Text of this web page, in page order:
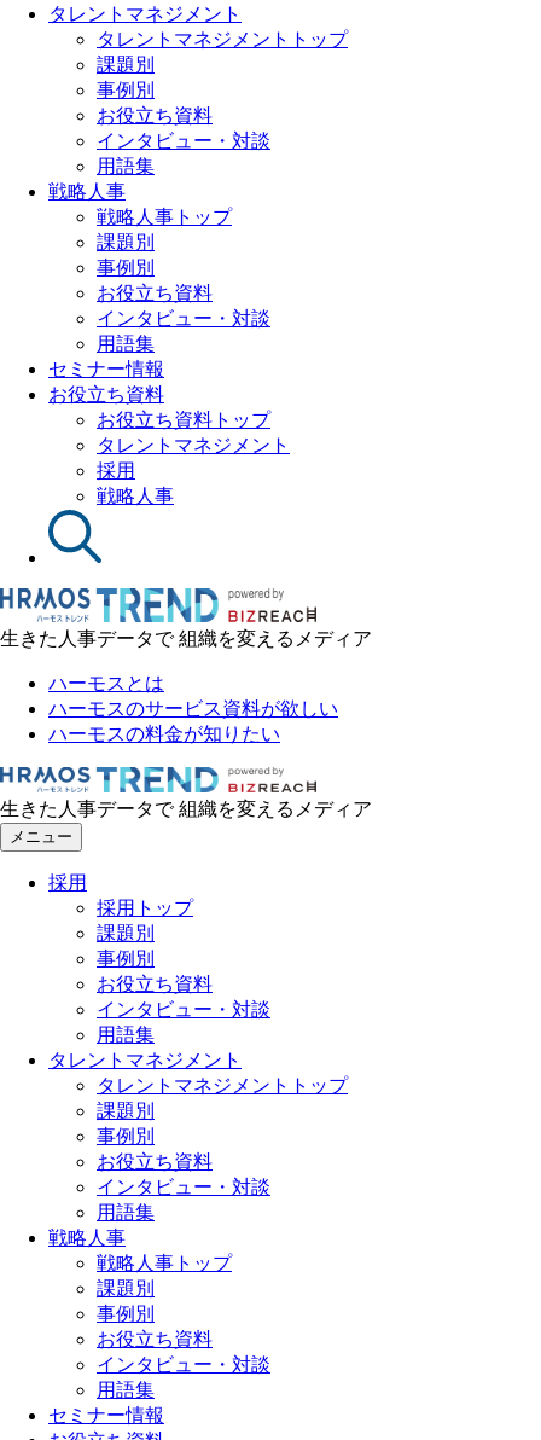
タレントマネジメント
タレントマネジメントトップ
課題別
事例別
お役立ち資料
インタビュー・対談
用語集
戦略人事
戦略人事トップ
課題別
事例別
お役立ち資料
インタビュー・対談
用語集
セミナー情報
お役立ち資料
お役立ち資料トップ
タレントマネジメント
採用
戦略人事
生きた人事データで 組織を変えるメディア
ハーモスとは
ハーモスのサービス資料が欲しい
ハーモスの料金が知りたい
生きた人事データで 組織を変えるメディア
メニュー
採用
採用トップ
課題別
事例別
お役立ち資料
インタビュー・対談
用語集
タレントマネジメント
タレントマネジメントトップ
課題別
事例別
お役立ち資料
インタビュー・対談
用語集
戦略人事
戦略人事トップ
課題別
事例別
お役立ち資料
インタビュー・対談
用語集
セミナー情報